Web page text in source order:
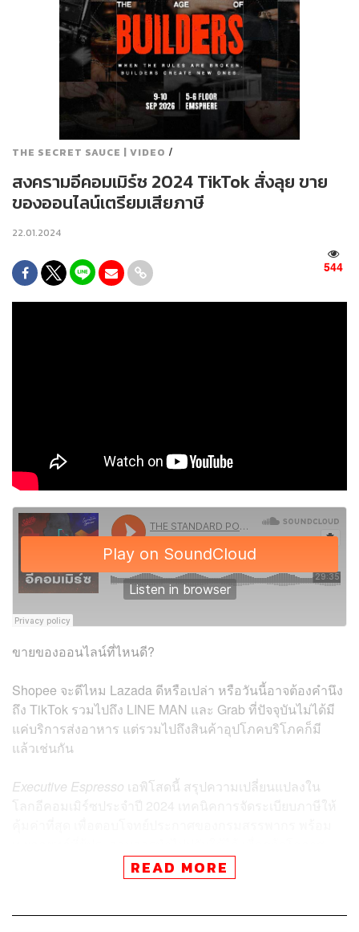
THE SECRET SAUCE | VIDEO /
สงครามอีคอมเมิร์ซ 2024 TikTok สั่งลุย ขาย
ของออนไลน์เตรียมเสียภาษี
22.01.2024
544
ขายของออนไลน์ที่ไหนดี?
Shopee จะดีไหม Lazada ดีหรือเปล่า หรือวันนี้อาจต้องคำนึง
ถึง TikTok รวมไปถึง LINE MAN และ Grab ที่ปัจจุบันไม่ได้มี
แค่บริการส่งอาหาร แต่รวมไปถึงสินค้าอุปโภคบริโภคก็มี
แล้วเช่นกัน
Executive Espresso เอพิโสดนี้ สรุปความเปลี่ยนแปลงใน
โลกอีคอมเมิร์ซประจำปี 2024 เทคนิคการจัดระเบียบภาษีให้
จากสงครามอีคอมเมิร์ซ
อีคอมเมิร์ซรายใหม่จากจีนอาจเข้ามาเยือนประเทศไทยในอีก
READ MORE